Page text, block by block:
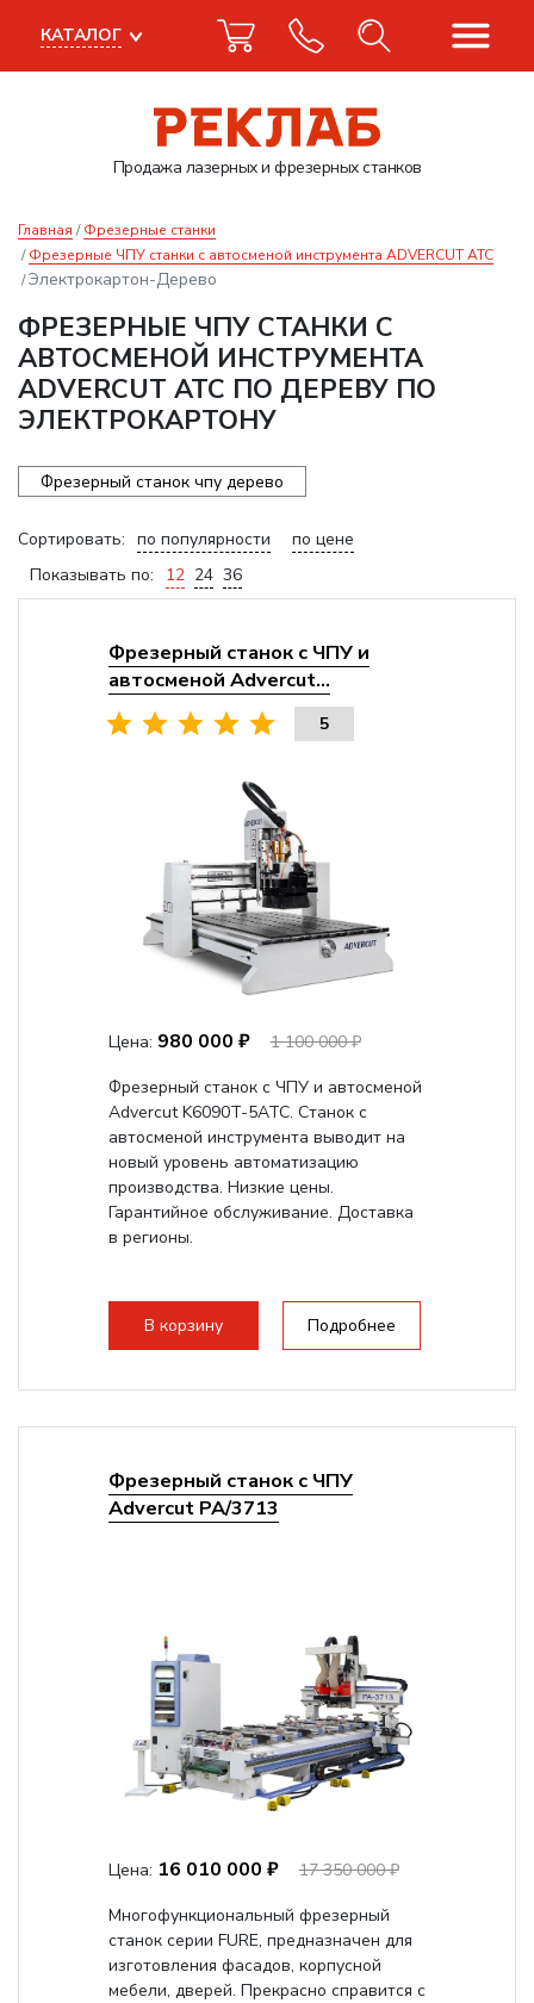
Продажа лазерныхи фрезерных станков
КАТАЛОГ
Главная
Фрезерные станки
Фрезерные ЧПУ станки с автосменой инструмента ADVERCUT ATC
Электрокартон-Дерево
ФРЕЗЕРНЫЕ ЧПУ СТАНКИ С
АВТОСМЕНОЙ ИНСТРУМЕНТА
ADVERCUT ATC ПО ДЕРЕВУ ПО
ЭЛЕКТРОКАРТОНУ
Фрезерный станок чпу дерево
Сортировать: по популярности
по цене
Показывать по:
12 24 36
Фрезерный станок с ЧПУ и
автосменой Advercut...
5
Цена: 980 000 ₽
1 100 000 ₽
Фрезерный станок с ЧПУ и автосменой
Advercut K6090T-5ATC. Станок с
автосменой инструмента выводит на
новый уровень автоматизацию
производства. Низкие цены.
Гарантийное обслуживание. Доставка
в регионы.
В корзину Подробнее
Фрезерный станок с ЧПУ
Advercut PA/3713
Цена: 16 010 000 ₽
17 350 000 ₽
Многофункциональный фрезерный
станок серии FURE, предназначен для
изготовления фасадов, корпусной
мебели, дверей. Прекрасно справится с